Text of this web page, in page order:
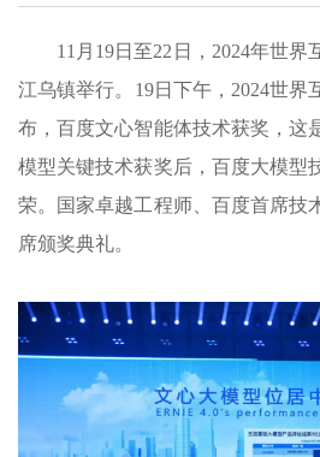
11月19日至22日，2024年世
江乌镇举行。19日下午，2024世界
布，百度文心智能体技术获奖，这
模型关键技术获奖后，百度大模型
荣。国家卓越工程师、百度首席技
席颁奖典礼。